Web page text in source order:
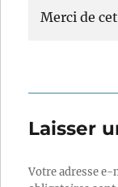
Merci de
Laisser
Votre adresse e-